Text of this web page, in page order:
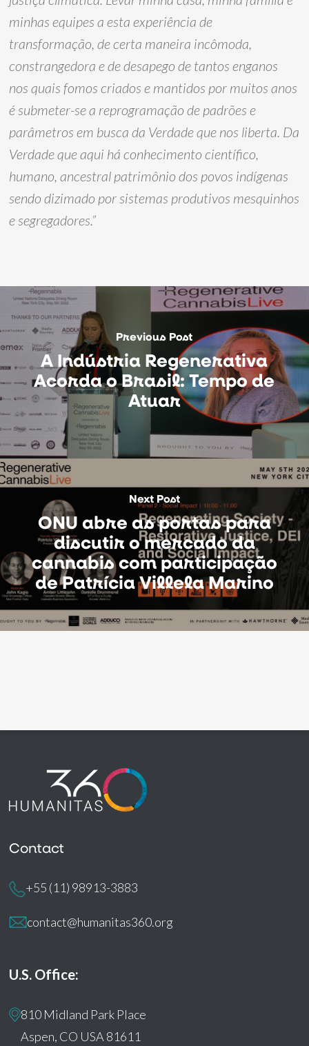
minhas equipes a esta experiência de
transformação, de certa maneira incômoda,
constrangedora e de desapego de tantos enganos
nos quais fomos criados e mantidos por muitos anos
é submeter-se a reprogramação de padrões e
parâmetros em busca da Verdade que nos liberta. Da
Verdade que aqui há conhecimento científico,
humano, ancestral patrimônio dos povos indígenas
sendo dizimado por sistemas produtivos mesquinhos
e segregadores.”
Previous Post
A Indústria Regenerativa
Acorda o Brasil: Tempo de
Atuar
Next Post
ONU abre as portas para
discutir o mercado da
cannabis com participação
de Patrícia Villela Marino
Contact
+55 (11) 98913-3883
contact@humanitas360.org
U.S. Office:
810 Midland Park Place
Aspen, CO USA 81611